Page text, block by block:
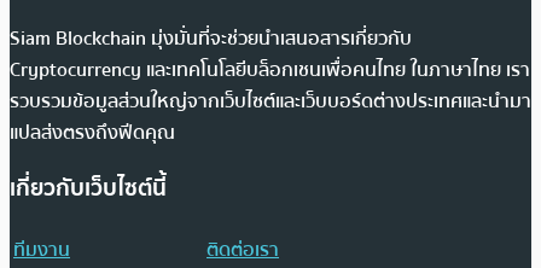
Siam Blockchain มุ่งมั่นที่จะช่วยนำเสนอสารเกี่ยวกับ
Cryptocurrency และเทคโนโลยีบล็อกเชนเพื่อคนไทย ในภาษาไทย เรา
รวบรวมข้อมูลส่วนใหญ่จากเว็บไซต์และเว็บบอร์ดต่างประเทศและนำมา
แปลส่งตรงถึงฟีดคุณ
เกี่ยวกับเว็บไซต์นี้
ทีมงาน
ติดต่อเรา